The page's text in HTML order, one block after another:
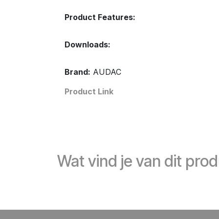
Product Features:
Downloads:
Brand: AUDAC
Product Link
Wat vind je van dit